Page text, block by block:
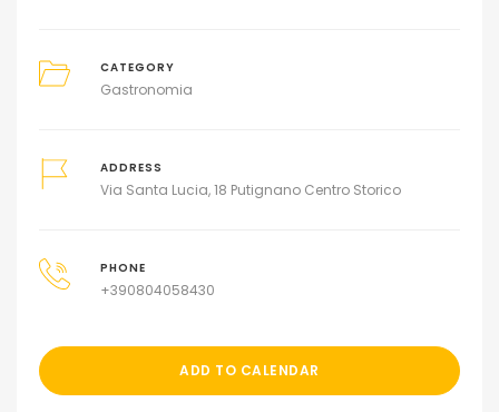
CATEGORY
Gastronomia
ADDRESS
Via Santa Lucia, 18 Putignano Centro Storico
PHONE
+390804058430
ADD TO CALENDAR